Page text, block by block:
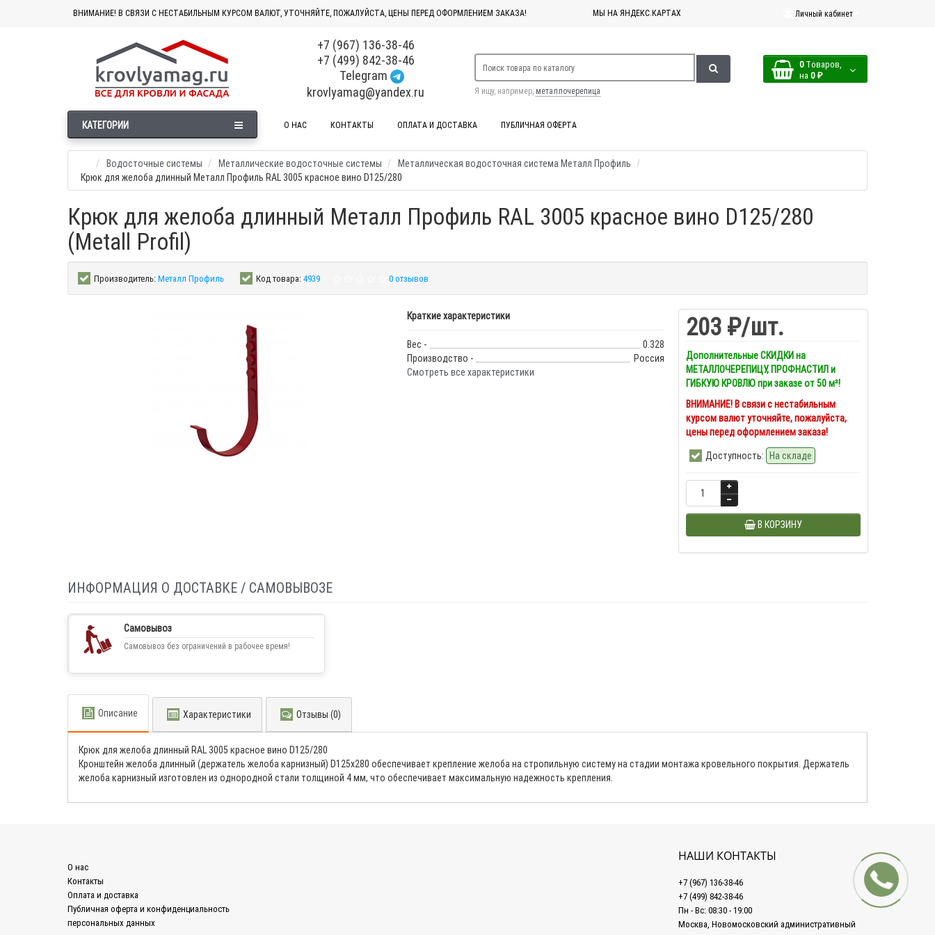
ВНИМАНИЕ! В СВЯЗИ С НЕСТАБИЛЬНЫМ КУРСОМ ВАЛЮТ, УТОЧНЯЙТЕ, ПОЖАЛУЙСТА, ЦЕНЫ ПЕРЕД ОФОРМЛЕНИЕМ ЗАКАЗА! МЫ НА ЯНДЕКС.КАРТАХ Личный кабинет
+7 (967) 136-38-46
+7 (499) 842-38-46
Telegram
krovlyamag@yandex.ru
0 Tоваров,
на 0 ₽
Я ищу, например, металлочерепица
КАТЕГОРИИ О НАС КОНТАКТЫ ОПЛАТА И ДОСТАВКА ПУБЛИЧНАЯ ОФЕРТА
Водосточные системы Металлические водосточные системы
Металлическая водосточная система Металл Профиль
Крюк для желоба длинный Металл Профиль RAL 3005 красное вино D125/280
Крюк для желоба длинный Металл Профиль RAL 3005 красное вино D125/280
(Metall Profil)
Производитель:Металл Профиль Код товара:4939 0 отзывов
Краткие характеристики
Вес -
0.328
Производство -
Россия
Смотреть все характеристики
203 ₽/шт.
Дополнительные СКИДКИ на
МЕТАЛЛОЧЕРЕПИЦУ, ПРОФНАСТИЛ и
ГИБКУЮ КРОВЛЮ при заказе от 50 м²!
ВНИМАНИЕ! В связи с нестабильным
курсом валют уточняйте, пожалуйста,
цены перед оформлением заказа!
Доступность: На складе
В КОРЗИНУ
ИНФОРМАЦИЯ О ДОСТАВКЕ / САМОВЫВОЗЕ
Самовывоз
Самовывоз без ограничений в рабочее время!
Описание Характеристики Отзывы (0)
Крюк для желоба длинный RAL 3005 красное вино D125/280
Кронштейн желоба длинный (держатель желоба карнизный) D125х280 обеспечивает крепление желоба на стропильную систему на стадии монтажа кровельного покрытия. Держатель
желоба карнизный изготовлен из однородной стали толщиной 4 мм, что обеспечивает максимальную надежность крепления.
О нас
Контакты
Оплата и доставка
Публичная оферта и конфиденциальность
персональных данных
НАШИ КОНТАКТЫ
+7 (967) 136-38-46
+7 (499) 842-38-46
Пн - Вс: 08:30 - 19:00
Москва, Новомосковский административный